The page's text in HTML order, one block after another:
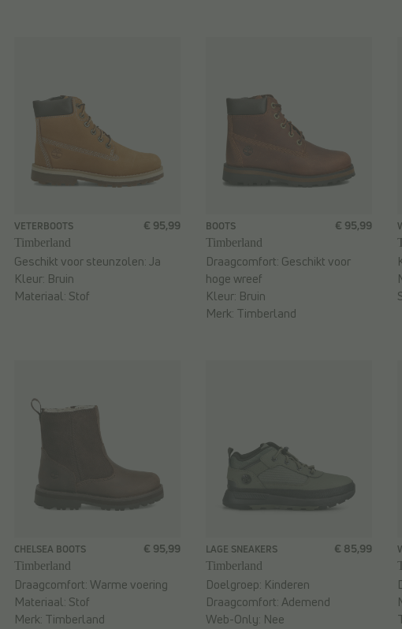
VETERBOOTS
Timberland
€ 95,99
Geschikt voor steunzolen:Ja
Kleur: Bruin
Materiaal: Stof
BOOTS
Timberland
€ 95,99
Draagcomfort: Geschikt voor
hoge wreef
Kleur: Bruin
Merk: Timberland
CHELSEA BOOTS
Timberland
€ 95,99
Draagcomfort:Warme voering
Materiaal: Stof
Merk: Timberland
LAGE SNEAKERS
Timberland
€ 85,99
Doelgroep: Kinderen
Draagcomfort:Ademend
Web-Only: Nee